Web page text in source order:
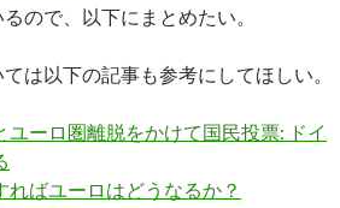
ので、以下にまとめたい。
は以下の記事も参考にしてほしい。
ーロ圏離脱をかけて国民投票: ドイ
ばユーロはどうなるか？